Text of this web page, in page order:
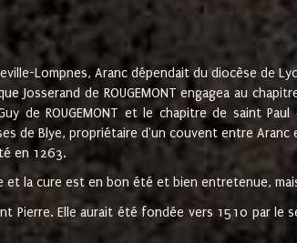
Lompnes, Aranc dépendait du diocèse de
Josserand de ROUGEMONT engagea au
de ROUGEMONT et le chapitre de saint
de Blye, propriétaire d'un couvent entre Aranc
en 1263.
la cure est en bon été et bien entretenue,
Elle aurait été fondée vers 1510 par le